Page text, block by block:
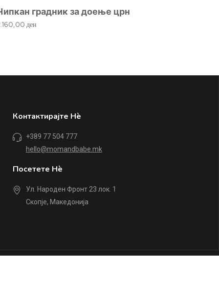
градник за доење црн
ден
Контактирајте Нè
+389 77 504 777
hello@momandbabe.mk
Посетете Нè
Ул. Народен Фронт 23 лок. 1
Скопје, Македонија